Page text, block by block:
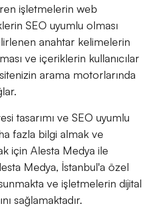
işletmelerin web
SEO uyumlu olması
anahtar kelimelerin
ve içeriklerin kullanıcılar
arama motorlarında
tasarımı ve SEO uyumlu
fazla bilgi almak ve
için Alesta Medya ile
Medya, İstanbul'a özel
ve işletmelerin dijital
sağlamaktadır.